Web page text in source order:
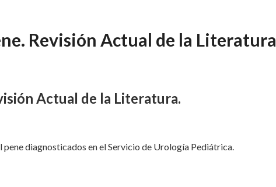
Revisión Actual de la Literatura
Actual de la Literatura.
diagnosticados en el Servicio de Urología Pediátrica.